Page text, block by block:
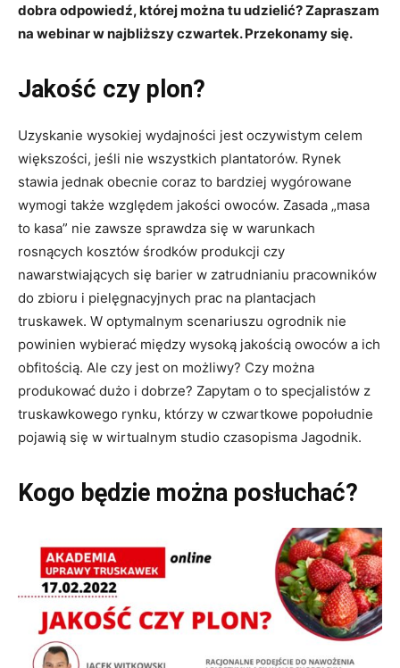
dobra odpowiedź, której można tu udzielić? Zapraszam
na webinar w najbliższy czwartek. Przekonamy się.
Jakość czy plon?
Uzyskanie wysokiej wydajności jest oczywistym celem
większości, jeśli nie wszystkich plantatorów. Rynek
stawia jednak obecnie coraz to bardziej wygórowane
wymogi także względem jakości owoców. Zasada „masa
to kasa” nie zawsze sprawdza się w warunkach
rosnących kosztów środków produkcji czy
nawarstwiających się barier w zatrudnianiu pracowników
do zbioru i pielęgnacyjnych prac na plantacjach
truskawek. W optymalnym scenariuszu ogrodnik nie
powinien wybierać między wysoką jakością owoców a ich
obfitością. Ale czy jest on możliwy? Czy można
produkować dużo i dobrze? Zapytam o to specjalistów z
truskawkowego rynku, którzy w czwartkowe popołudnie
pojawią się w wirtualnym studio czasopisma Jagodnik.
Kogo będzie można posłuchać?